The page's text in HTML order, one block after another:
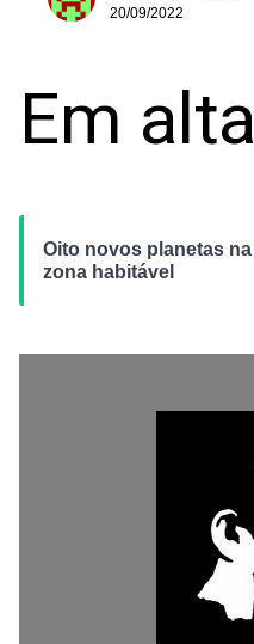
20/09/2022
Em alta
Oito novos planetas na
zona habitável